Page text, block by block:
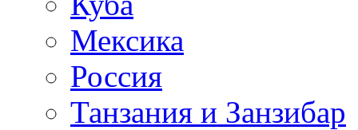
Мексика
Россия
Танзания и Занзибар